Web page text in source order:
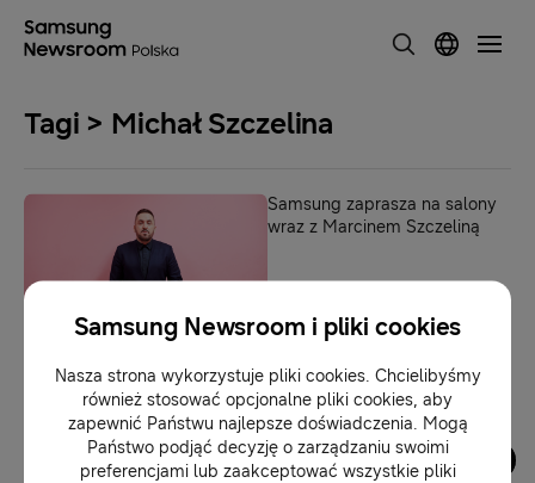
Tagi > Michał Szczelina
Samsung zaprasza na salony
wraz z Marcinem Szczeliną
06-12-2024
1
Dla Mediów
Samsung Newsroom i pliki cookies
Nasza strona wykorzystuje pliki cookies. Chcielibyśmy
również stosować opcjonalne pliki cookies, aby
zapewnić Państwu najlepsze doświadczenia. Mogą
Państwo podjąć decyzję o zarządzaniu swoimi
preferencjami lub zaakceptować wszystkie pliki